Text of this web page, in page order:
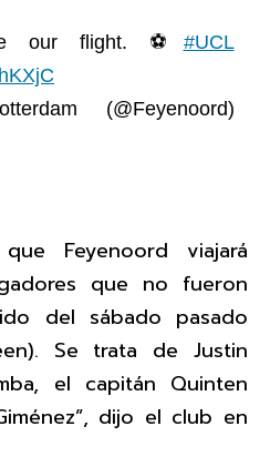
our flight. ⚽️ #UCL
(@Feyenoord)
Feyenoord viajará
que no fueron
del sábado pasado
Se trata de Justin
el capitán Quinten
dijo el club en